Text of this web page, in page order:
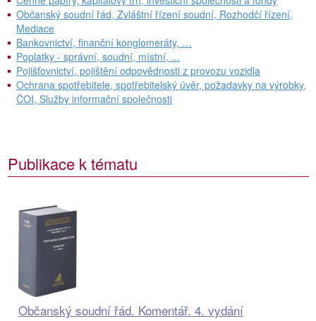
Občanský soudní řád, Zvláštní řízení soudní, Rozhodčí řízení,
Mediace
Bankovnictví, finanční konglomeráty, …
Poplatky - správní, soudní, místní, ...
Pojišťovnictví, pojištění odpovědnosti z provozu vozidla
Ochrana spotřebitele, spotřebitelský úvěr, požadavky na výrobky,
ČOI, Služby informační společnosti
Publikace k tématu
Občanský soudní řád. Komentář. 4. vydání